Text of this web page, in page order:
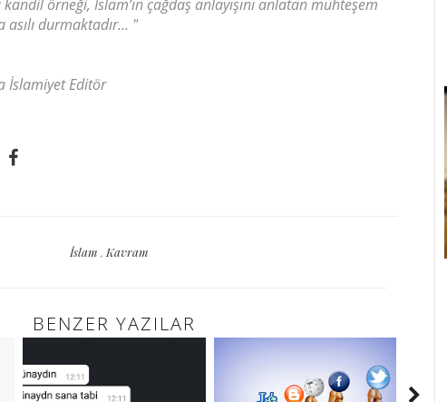
örneği, Islam’ın çağdaş anlayışını anlatan muhteşem
durmaktadır... "
İslamiyet Editör
İslam , Kavram
BENZER YAZILAR